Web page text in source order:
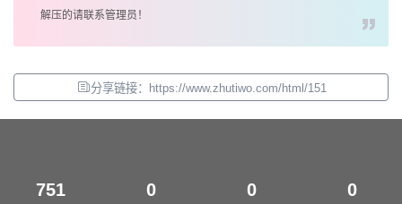
解压的请联系管理员！
分享链接：https://www.zhutiwo.com/html/151
751 0 0 0